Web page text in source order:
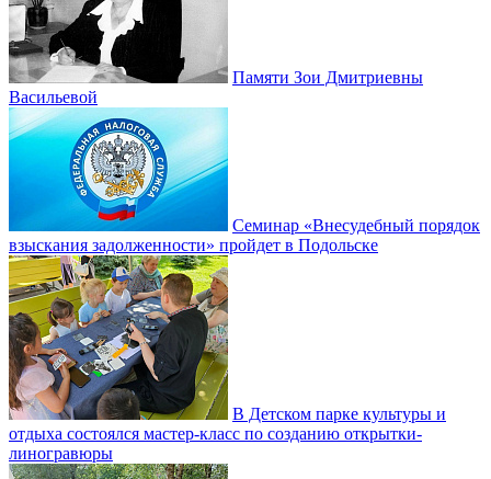
Памяти Зои Дмитриевны
Васильевой
Семинар «Внесудебный порядок
взыскания задолженности» пройдет в Подольске
В Детском парке культуры и
отдыха состоялся мастер-класс по созданию открытки-
линогравюры